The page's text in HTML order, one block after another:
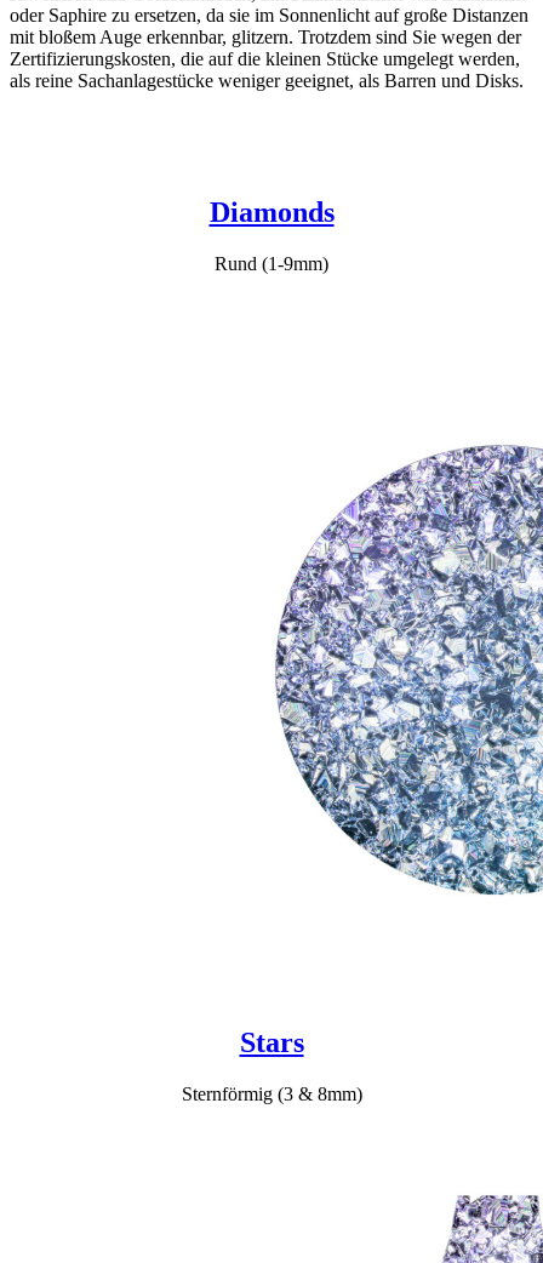
oder Saphire zu ersetzen, da sie im Sonnenlicht auf große Distanzen
mit bloßem Auge erkennbar, glitzern. Trotzdem sind Sie wegen der
Zertifizierungskosten, die auf die kleinen Stücke umgelegt werden,
als reine Sachanlagestücke weniger geeignet, als Barren und Disks.
Diamonds
Rund (1-9mm)
Stars
Sternförmig (3 & 8mm)